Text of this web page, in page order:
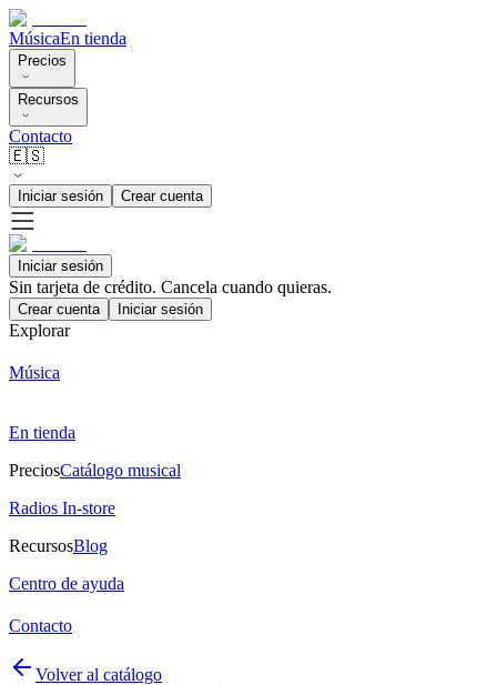
MúsicaEn tienda
Precios
Recursos
Contacto
🇪🇸
Iniciar sesión Crear cuenta
Iniciar sesión
Sin tarjeta de crédito. Cancela cuando quieras.
Crear cuenta Iniciar sesión
Explorar
Música
En tienda
PreciosCatálogo musical
Radios In-store
RecursosBlog
Centro de ayuda
Contacto
Volver al catálogo